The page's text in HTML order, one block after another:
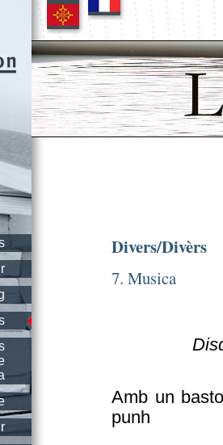
Divers/Divèrs
7. Musica
Amb un
punh